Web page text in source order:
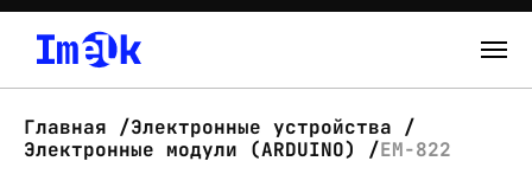
О нас
Главная
Электронные устройства
Электронные модули (ARDUINO)
EM-822